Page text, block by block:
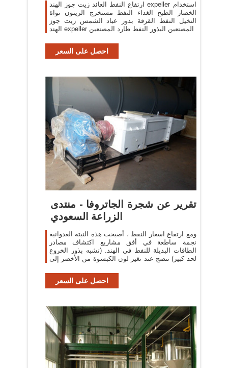
ارتفاع النفط العائد زيت جوز الهند expeller استخدام
الخضار الطبخ الغذاء النفط مستخرج الزيتون نواة
النخيل النفط القرفة بذور عباد الشمس زيت جوز
الهند expeller المصنعين البذور النفط طارد المصنعين
احصل على السعر
تقرير عن شجرة الجاتروفا - منتدى
الزراعة السعودي
ومع ارتفاع اسعار النفط ، أصبحت هذه النبتة العدوانية
نجمة ساطعة في أفق مشاريع اكتشاف مصادر
الطاقات البديلة للنفط في الهند. (تشبه بذور الخروع
لحد كبير) تنضج عند تغير لون الكبسوة من الأخضر إلى
احصل على السعر